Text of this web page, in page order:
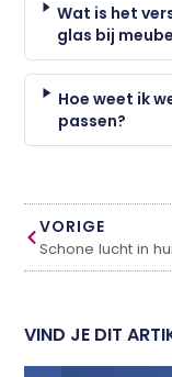
Wat is het
glas bij
Hoe weet ik
passen?
VORIGE
VIND JE DIT